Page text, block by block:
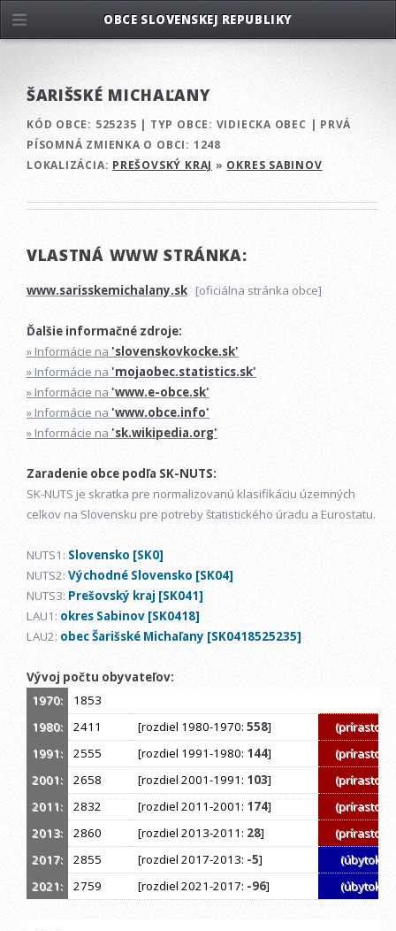
ŠARIŠSKÉ MICHAĽANY
KÓD OBCE: 525235 | TYP OBCE: VIDIECKA OBEC | PRVÁ
PÍSOMNÁ ZMIENKA O OBCI: 1248
LOKALIZÁCIA: PREŠOVSKÝ KRAJ » OKRES SABINOV
VLASTNÁ WWW STRÁNKA:
www.sarisskemichalany.sk [oficiálna stránka obce]
Ďalšie informačné zdroje:
» Informácie na 'slovenskovkocke.sk'
» Informácie na 'mojaobec.statistics.sk'
» Informácie na 'www.e-obce.sk'
» Informácie na 'www.obce.info'
» Informácie na 'sk.wikipedia.org'
Zaradenie obce podľa SK-NUTS:
SK-NUTS je skratka pre normalizovanú klasifikáciu územných
celkov na Slovensku pre potreby štatistického úradu a Eurostatu.
NUTS1: Slovensko [SK0]
NUTS2: Východné Slovensko [SK04]
NUTS3: Prešovský kraj [SK041]
LAU1: okres Sabinov [SK0418]
LAU2: obec Šarišské Michaľany [SK0418525235]
Vývoj počtu obyvateľov:
1970:
1853
1980:
2411 [rozdiel 1980-1970: 558]
(prírastok)
1991:
2555 [rozdiel 1991-1980: 144]
(prírastok)
2001:
2658 [rozdiel 2001-1991: 103]
(prírastok)
2011:
2832 [rozdiel 2011-2001: 174]
(prírastok)
2013:
2860 [rozdiel 2013-2011: 28]
(prírastok)
2017:
2855 [rozdiel 2017-2013: -5]
(úbytok)
2021:
2759 [rozdiel 2021-2017: -96] (úbytok)
OBCE SLOVENSKEJ REPUBLIKY